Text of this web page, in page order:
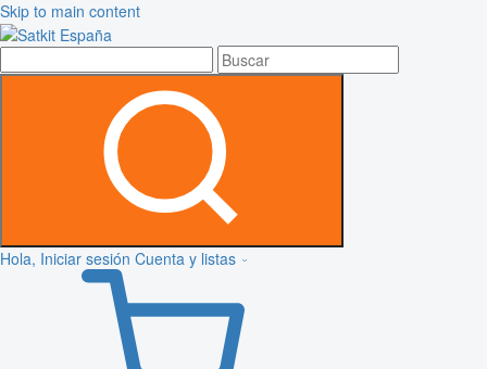
Skip to main content
Hola, Iniciar sesión Cuenta y listas